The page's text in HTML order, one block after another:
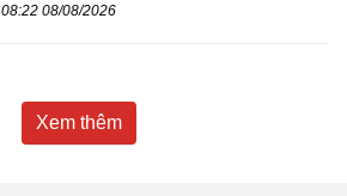
08:22 08/08/2026
Xem thêm